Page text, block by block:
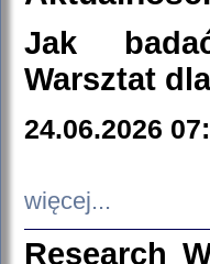
Jak
Warsztat
24.06.2026
więcej...
Research